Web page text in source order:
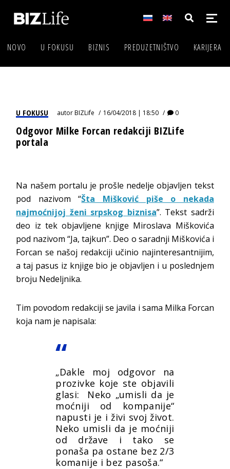
NOVO U FOKUSU BIZNIS PREDUZETNIŠTVO KARIJERA
U FOKUSU autorBIZLife 16/04/2018 | 18:50 0
Odgovor Milke Forcan redakciji BIZLife
portala
Na našem portalu je prošle nedelje objavljen tekst
pod nazivom “Šta Mišković piše o nekada
najmoćnijoj ženi srpskog biznisa”. Tekst sadrži
deo iz tek objavljene knjige Miroslava Miškovića
pod nazivom “Ja, tajkun”. Deo o saradnji Miškovića i
Forcan se našoj redakciji učinio najinteresantnijim,
a taj pasus iz knjige bio je objavljen i u poslednjem
broju Nedeljnika.
Tim povodom redakciji se javila i sama Milka Forcan
koja nam je napisala:
„Dakle moj odgovor na
prozivke koje ste objavili
glasi: Neko „umisli da je
moćniji od kompanije“
napusti je i živi svoj život.
Neko umisli da je moćniji
od države i tako se
ponaša pa ostane bez 2/3
komanije i bez pasoša.“